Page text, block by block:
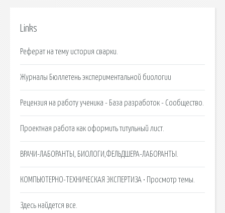
Links
Реферат на тему история сварки.
Журналы Бюллетень экспериментальной биологии
Рецензия на работу ученика - База разработок - Сообщество.
Проектная работа как оформить титульный лист.
ВРАЧИ-ЛАБОРАНТЫ, БИОЛОГИ,ФЕЛЬДШЕРА-ЛАБОРАНТЫ.
КОМПЬЮТЕРНО-ТЕХНИЧЕСКАЯ ЭКСПЕРТИЗА • Просмотр темы.
Здесь найдется все.